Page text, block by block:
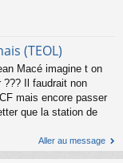
(TEOL)
Macé imagine t on
??? Il faudrait non
mais encore passer
que la station de
Aller au message